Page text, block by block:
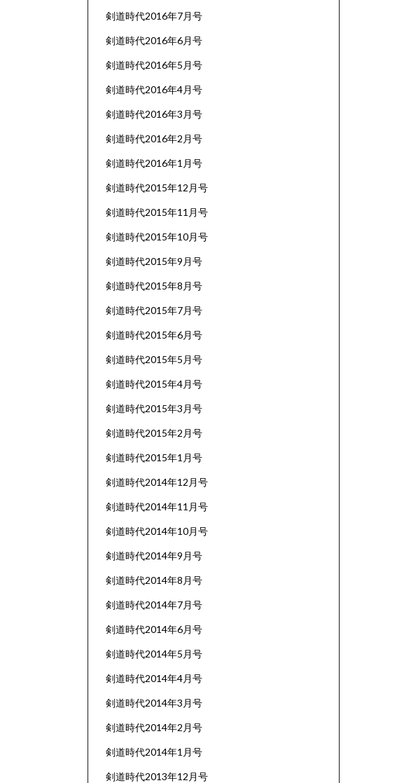
剣道時代2016年7月号
剣道時代2016年6月号
剣道時代2016年5月号
剣道時代2016年4月号
剣道時代2016年3月号
剣道時代2016年2月号
剣道時代2016年1月号
剣道時代2015年12月号
剣道時代2015年11月号
剣道時代2015年10月号
剣道時代2015年9月号
剣道時代2015年8月号
剣道時代2015年7月号
剣道時代2015年6月号
剣道時代2015年5月号
剣道時代2015年4月号
剣道時代2015年3月号
剣道時代2015年2月号
剣道時代2015年1月号
剣道時代2014年12月号
剣道時代2014年11月号
剣道時代2014年10月号
剣道時代2014年9月号
剣道時代2014年8月号
剣道時代2014年7月号
剣道時代2014年6月号
剣道時代2014年5月号
剣道時代2014年4月号
剣道時代2014年3月号
剣道時代2014年2月号
剣道時代2014年1月号
剣道時代2013年12月号